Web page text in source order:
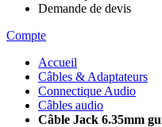
Demande de devis
Compte
Accueil
Câbles & Adaptateurs
Connectique Audio
Câbles audio
Câble Jack 6.35mm